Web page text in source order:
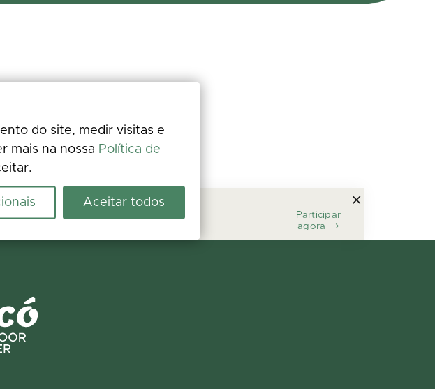
para todos.
Participar
agora
do site, medir visitas e
mais na nossa Política de
Aceitar todos